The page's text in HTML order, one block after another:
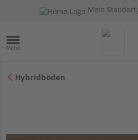
Mein Standort:
Hybridböden